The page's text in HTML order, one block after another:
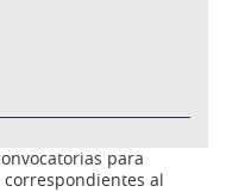
para
correspondientes al